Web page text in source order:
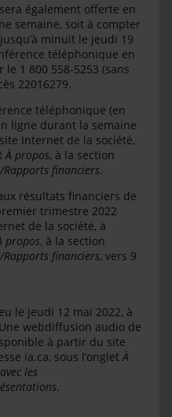
également offerte en
semaine, soit à compter
minuit le jeudi 19
téléphonique en
1 800 558-5253 (sans
22016279.
téléphonique (en
ligne durant la semaine
Internet de la société,
À propos, à la section
Rapports financiers.
résultats financiers de
trimestre 2022
de la société, à
propos, à la section
Rapports financiers, vers 9
le jeudi 12 mai 2022, à
webdiffusion audio de
à partir du site
ia.ca, sous l’onglet À
les
.